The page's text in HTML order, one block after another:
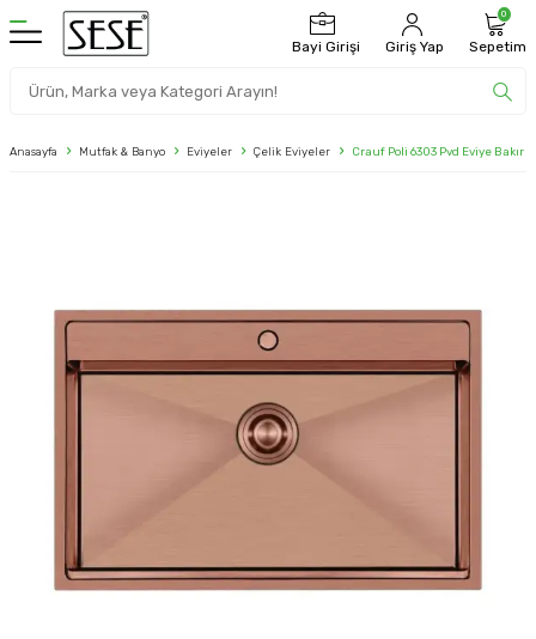
Bayi Girişi Giriş Yap
0
Sepetim
Anasayfa Mutfak & Banyo Eviyeler Çelik Eviyeler Crauf Poli 6303 Pvd Eviye Bakır